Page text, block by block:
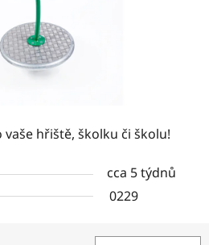
hřiště, školku či školu!
cca 5 týdnů
0229